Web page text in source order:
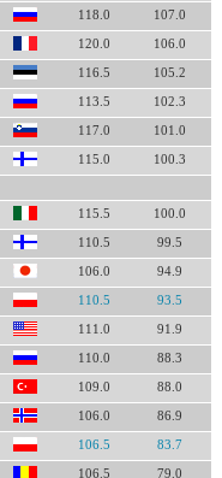
118.0 107.0
120.0 106.0
116.5 105.2
113.5 102.3
117.0 101.0
115.0 100.3
115.5 100.0
110.5 99.5
106.0 94.9
110.5 93.5
111.0 91.9
110.0 88.3
109.0 88.0
106.0 86.9
106.5 83.7
106.5 79.0